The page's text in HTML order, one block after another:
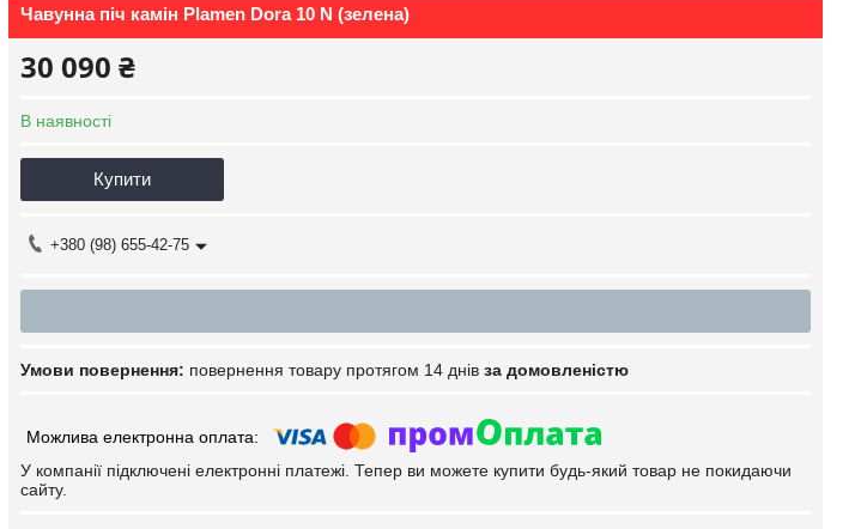
Чавунна піч камін Plamen Dora 10 N (зелена)
30 090 ₴
В наявності
Купити
+380 (98) 655-42-75
повернення товару протягом 14 днів за домовленістю
У компанії підключені електронні платежі. Тепер ви можете купити будь-який товар не покидаючи
сайту.